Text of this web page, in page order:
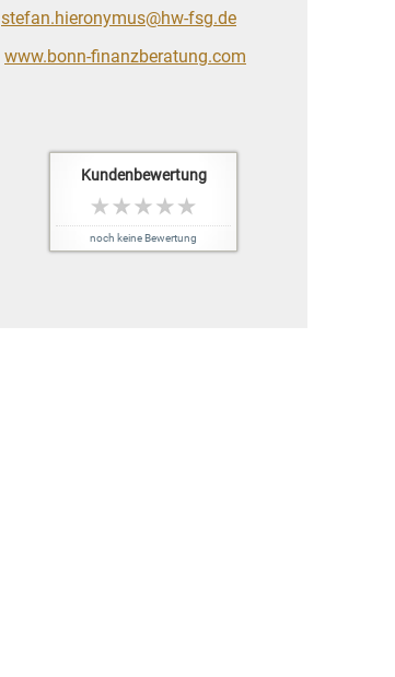
stefan.hieronymus@hw-fsg.de
www.bonn-finanzberatung.com
Kundenbewertung
noch keine Bewertung